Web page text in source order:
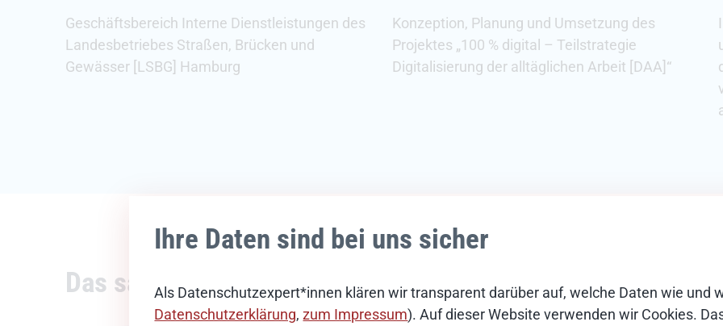
Ihre Daten sind bei uns sicher
Als Datenschutzexpert*innen klären wir transparent darüber auf, welche Daten wie und
Datenschutzerklärung,zum Impressum). Auf dieser Website verwenden wir Cookies.
Geschäftsbereich Interne Dienstleistungen des
Landesbetriebes Straßen, Brücken und
Gewässer [LSBG] Hamburg
Konzeption, Planung und Umsetzung des
Projektes „100 % digital – Teilstrategie
Digitalisierung der alltäglichen Arbeit [DAA]“
Das sagt unsere Kundin